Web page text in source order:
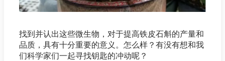
找到并认出这些微生物，对于提高铁皮石斛的产量和
品质，具有十分重要的意义。怎么样？有没有想和我
们科学家们一起寻找钥匙的冲动呢？